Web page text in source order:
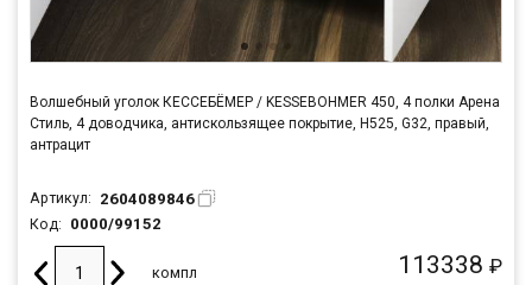
Волшебный уголок КЕССЕБЁМЕР / KESSEBOHMER 450, 4 полки Арена
Стиль, 4 доводчика, антискользящее покрытие, H525, G32, правый,
антрацит
Артикул: 2604089846
Код: 0000/99152
113338 ₽
компл